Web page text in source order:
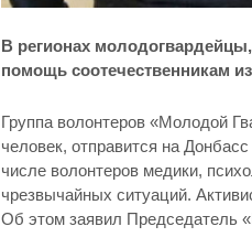
В регионах
помощь соотечественникам
Группа волонтеров «Молодой
человек, отправится на
числе волонтеров медики,
чрезвычайных ситуаций.
Об этом заявил Председатель